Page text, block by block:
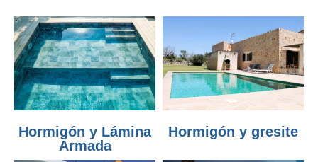
Hormigón y Lámina
Armada
Hormigón y gresite